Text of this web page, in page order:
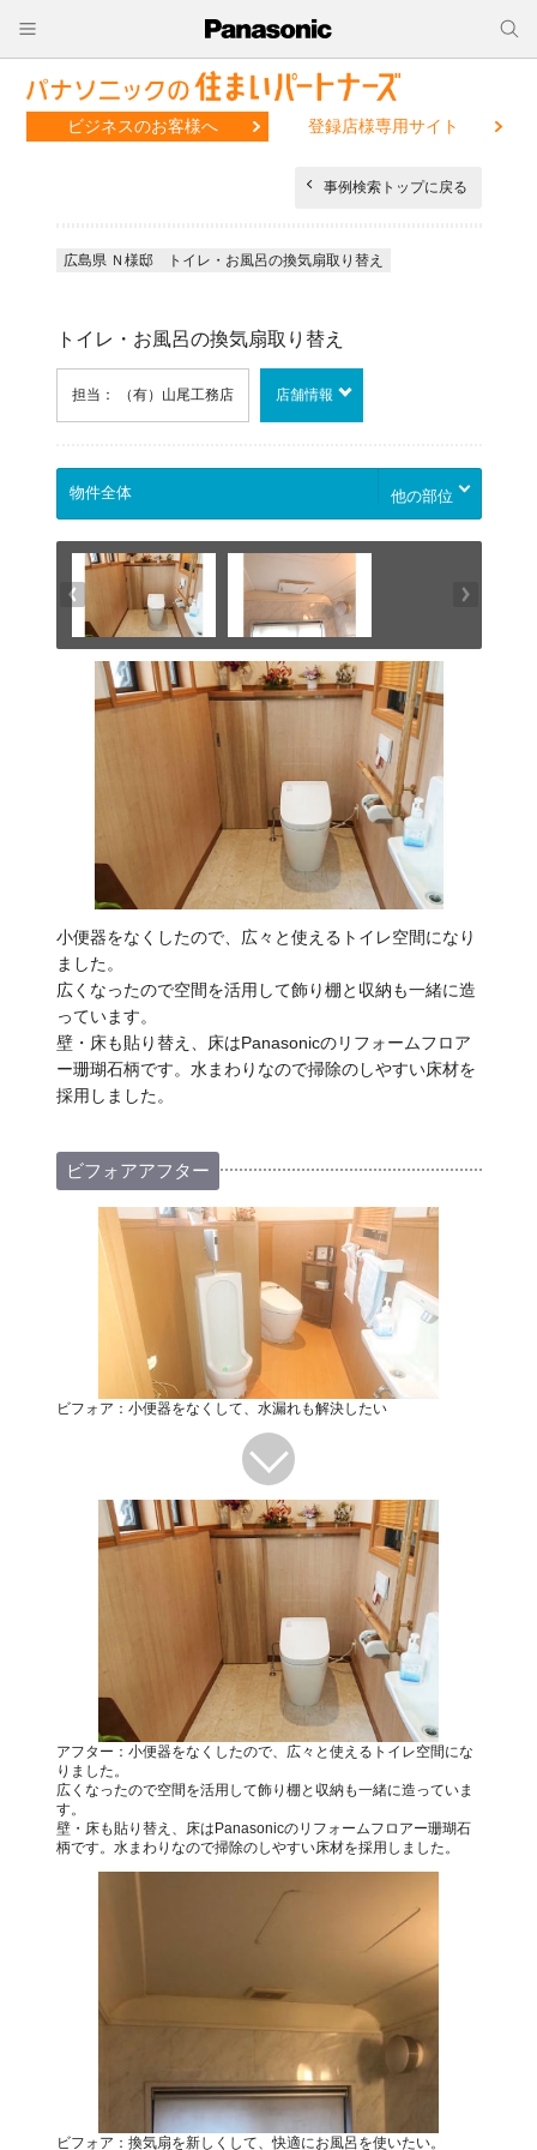
ビジネスのお客様へ 登録店様専用サイト
事例検索トップに戻る
広島県 Ｎ様邸 トイレ・お風呂の換気扇取り替え
トイレ・お風呂の換気扇取り替え
担当： （有）山尾工務店 店舗情報
他の部位
小便器をなくしたので、広々と使えるトイレ空間になり
ました。
広くなったので空間を活用して飾り棚と収納も一緒に造
っています。
壁・床も貼り替え、床はPanasonicのリフォームフロア
ー珊瑚石柄です。水まわりなので掃除のしやすい床材を
採用しました。
ビフォアアフター
ビフォア：小便器をなくして、水漏れも解決したい
アフター：小便器をなくしたので、広々と使えるトイレ空間にな
りました。
広くなったので空間を活用して飾り棚と収納も一緒に造っていま
す。
壁・床も貼り替え、床はPanasonicのリフォームフロアー珊瑚石
柄です。水まわりなので掃除のしやすい床材を採用しました。
ビフォア：換気扇を新しくして、快適にお風呂を使いたい。